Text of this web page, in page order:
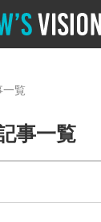
一覧
事一覧